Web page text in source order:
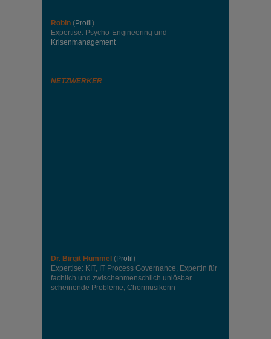
Robin (Profil )
Expertise: Psycho-Engineering und
Krisenmanagement
NETZWERKER
Dr. Birgit Hummel (Profil )
Expertise: KIT, IT Process Governance, Expertin für
fachlich und zwischenmenschlich unlösbar
scheinende Probleme, Chormusikerin